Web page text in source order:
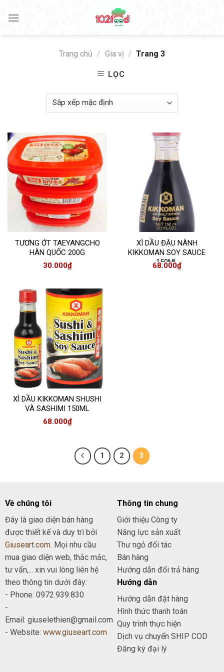
Trang chủ / Gia vị / Trang 3
LỌC
TƯƠNG ỚT TAEYANGCHO
HÀN QUỐC 200G
30.000₫
XÌ DẦU ĐẬU NÀNH
KIKKOMAN SOY SAUCE
150ML
68.000₫
XÌ DẦU KIKKOMAN SHUSHI
VÀ SASHIMI 150ML
68.000₫
1 2 3
Về chúng tôi
Đây là giao diện bán hàng
được thiết kế và duy trì bởi
Giuseart.com. Mọi nhu cầu
mua giao diện web, thắc mắc,
tư vấn,... xin vui lòng liên hệ
theo thông tin dưới đây:
- Phone: 0972.939.830
-
Email: giuselethien@gmail.com
- Website: www.giuseart.com
Thông tin chung
Giới thiệu Công ty
Năng lực sản xuất
Thư ngỏ đối tác
Bán hàng
Hướng dẫn đổi trả hàng
Hướng dẫn
Hướng dẫn đặt hàng
Hình thức thanh toán
Quy trình thực hiện
Dịch vụ chuyển SHIP COD
Đăng ký đại lý